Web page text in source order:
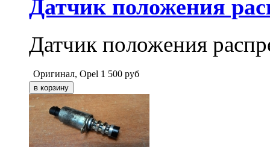
Датчик положения
Датчик положения
Оригинал, Opel 1 500 руб